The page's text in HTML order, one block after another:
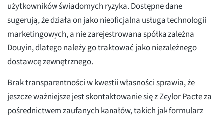
użytkowników świadomych ryzyka. Dostępne dane
sugerują, że działa on jako nieoficjalna usługa technologii
marketingowych, a nie zarejestrowana spółka zależna
Douyin, dlatego należy go traktować jako niezależnego
dostawcę zewnętrznego.
Brak transparentności w kwestii własności sprawia, że
jeszcze ważniejsze jest skontaktowanie się z Zeylor Pacte za
pośrednictwem zaufanych kanałów, takich jak formularz